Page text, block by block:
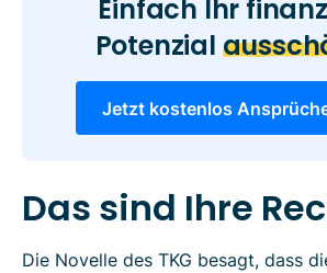
Einfach Ihr
Potenzial
Jetzt kostenlos
Das sind Ihre
Die Novelle des TKG besagt, dass